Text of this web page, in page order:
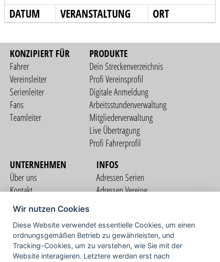
DATUM VERANSTALTUNG ORT
KONZIPIERT FÜR
Fahrer
Vereinsleiter
Serienleiter
Fans
Teamleiter
PRODUKTE
Dein Streckenverzeichnis
Profi Vereinsprofil
Digitale Anmeldung
Arbeitsstundenverwaltung
Mitgliederverwaltung
Live Übertragung
Profi Fahrerprofil
UNTERNEHMEN
Über uns
Kontakt
Nutzungsbedingungen
Datenschutzerklärung
Impressum
INFOS
Adressen Serien
Adressen Vereine
COMMUNITY
Wir nutzen Cookies
Diese Website verwendet essentielle Cookies, um einen
ordnungsgemäßen Betrieb zu gewährleisten, und
Tracking-Cookies, um zu verstehen, wie Sie mit der
Website interagieren. Letztere werden erst nach